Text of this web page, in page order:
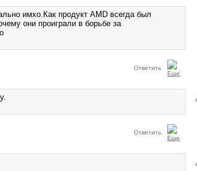
имхо.Как продукт AMD всегда был
они проиграли в борьбе за
Ответить
Ответить